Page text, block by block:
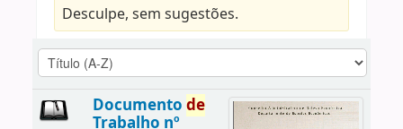
Desculpe, sem sugestões.
Documento de
Trabalho nº